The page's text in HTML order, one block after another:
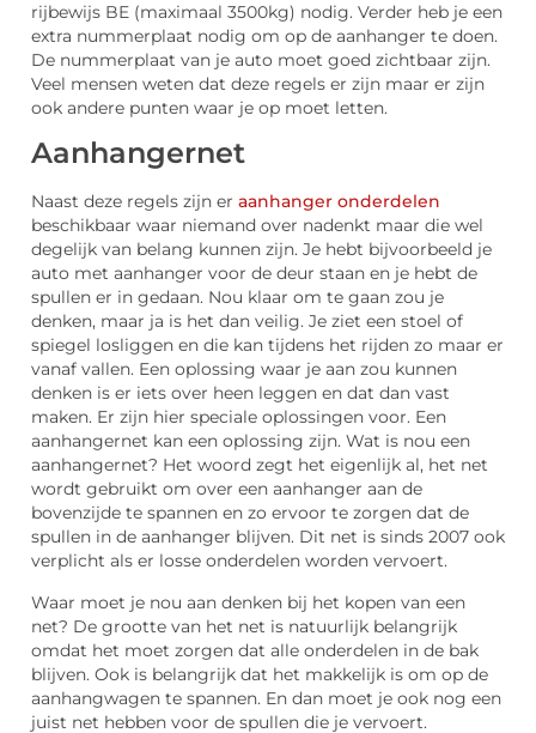
rijbewijs BE (maximaal 3500kg) nodig. Verder heb je een
extra nummerplaat nodig om op de aanhanger te doen.
De nummerplaat van je auto moet goed zichtbaar zijn.
Veel mensen weten dat deze regels er zijn maar er zijn
ook andere punten waar je op moet letten.
Aanhangernet
Naast deze regels zijn er aanhanger onderdelen
beschikbaar waar niemand over nadenkt maar die wel
degelijk van belang kunnen zijn. Je hebt bijvoorbeeld je
auto met aanhanger voor de deur staan en je hebt de
spullen er in gedaan. Nou klaar om te gaan zou je
denken, maar ja is het dan veilig. Je ziet een stoel of
spiegel losliggen en die kan tijdens het rijden zo maar er
vanaf vallen. Een oplossing waar je aan zou kunnen
denken is er iets over heen leggen en dat dan vast
maken. Er zijn hier speciale oplossingen voor. Een
aanhangernet kan een oplossing zijn. Wat is nou een
aanhangernet? Het woord zegt het eigenlijk al, het net
wordt gebruikt om over een aanhanger aan de
bovenzijde te spannen en zo ervoor te zorgen dat de
spullen in de aanhanger blijven. Dit net is sinds 2007 ook
verplicht als er losse onderdelen worden vervoert.
Waar moet je nou aan denken bij het kopen van een
net? De grootte van het net is natuurlijk belangrijk
omdat het moet zorgen dat alle onderdelen in de bak
blijven. Ook is belangrijk dat het makkelijk is om op de
aanhangwagen te spannen. En dan moet je ook nog een
juist net hebben voor de spullen die je vervoert.